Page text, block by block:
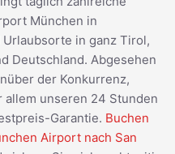
München in
in ganz Tirol,
Deutschland. Abgesehen
der Konkurrenz,
allem unseren 24 Stunden
Garantie. Buchen
Airport nach San